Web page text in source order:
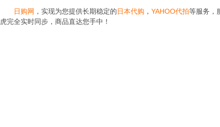
日购网 ，实现为您提供长期稳定的日本代购 ， YAHOO代拍等服务，
虎完全实时同步，商品直达您手中！